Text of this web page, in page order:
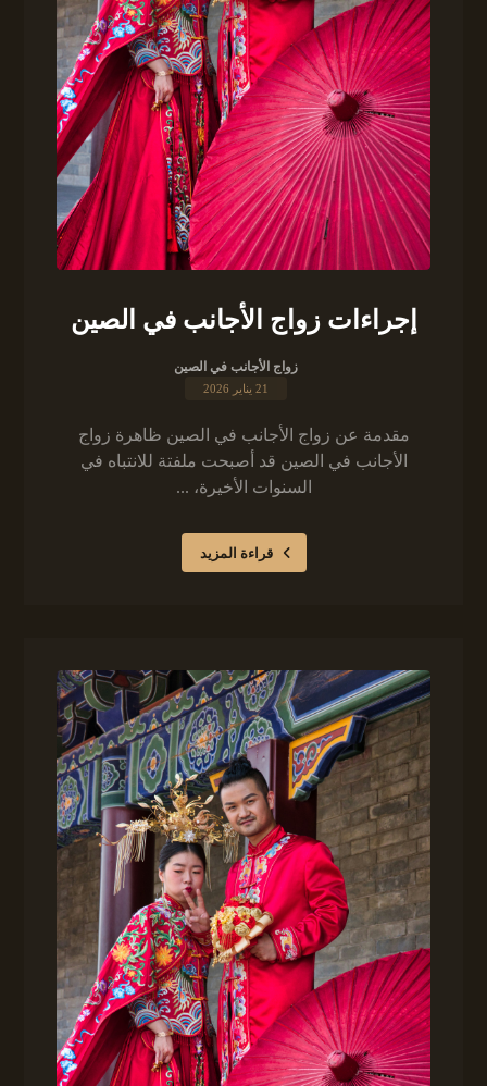
إجراءات زواج الأجانب في الصين
زواج الأجانب في الصين
21 يناير 2026
مقدمة عن زواج الأجانب في الصين ظاهرة زواج
الأجانب في الصين قد أصبحت ملفتة للانتباه في
السنوات الأخيرة، ...
قراءة المزيد